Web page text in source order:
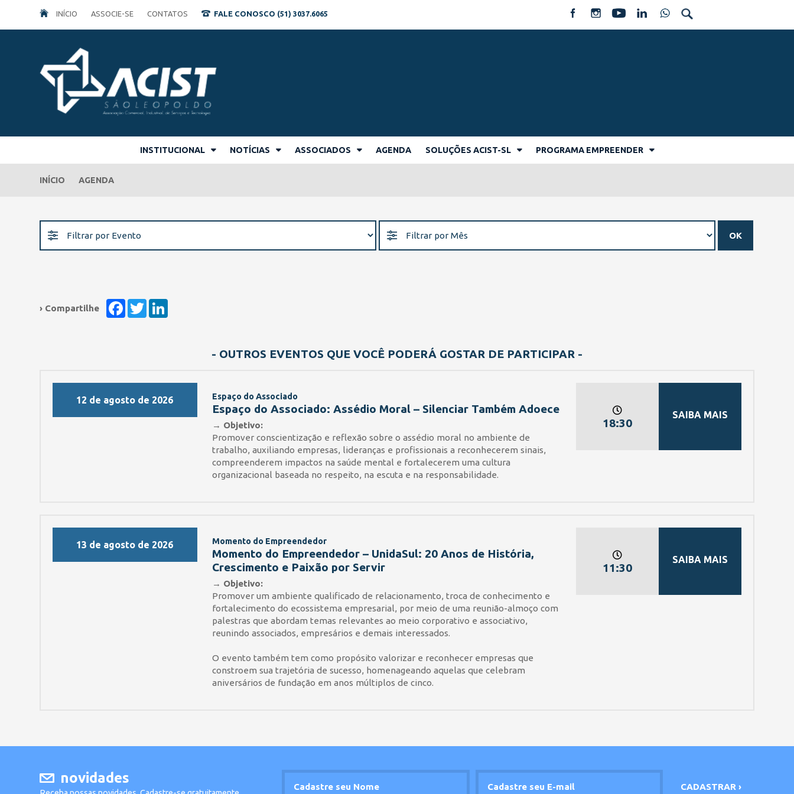
INÍCIO ASSOCIE-SE CONTATOS FALE CONOSCO (51) 3037.6065
INSTITUCIONAL NOTÍCIAS ASSOCIADOS AGENDA SOLUÇÕES ACIST-SL PROGRAMA EMPREENDER
INÍCIO AGENDA
› Compartilhe Facebook
Twitter
- OUTROS EVENTOS QUE VOCÊ PODERÁ GOSTAR DE PARTICIPAR -
12 de agosto de 2026 Espaço do Associado
Espaço do Associado: Assédio Moral – Silenciar Também Adoece
→ Objetivo:
Promover conscientização e reflexão sobre o assédio moral no ambiente de
trabalho, auxiliando empresas, lideranças e profissionais a reconhecerem sinais,
compreenderem impactos na saúde mental e fortalecerem uma cultura
organizacional baseada no respeito, na escuta e na responsabilidade.
18:30
SAIBA MAIS
13 de agosto de 2026 Momento do Empreendedor
Momento do Empreendedor – UnidaSul: 20 Anos de História,
Crescimento e Paixão por Servir
→ Objetivo:
Promover um ambiente qualificado de relacionamento, troca de conhecimento e
fortalecimento do ecossistema empresarial, por meio de uma reunião-almoço com
palestras que abordam temas relevantes ao meio corporativo e associativo,
reunindo associados, empresários e demais interessados.
O evento também tem como propósito valorizar e reconhecer empresas que
constroem sua trajetória de sucesso, homenageando aquelas que celebram
aniversários de fundação em anos múltiplos de cinco.
11:30
SAIBA MAIS
novidades